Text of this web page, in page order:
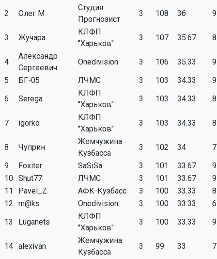
2 Олег М
Студия
Прогнозист
3 108 36 9
3 Жучара
КЛФП
"Харьков"
3 107 35.67 8
4
Александр
Сергеевич
Onedivision 3 106 35.33
9
5
БГ-05 ЛЧМС 3 103 34.33
9
6
Serega
КЛФП
"Харьков"
3 103 34.33 8
7 igorko
КЛФП
"Харьков"
3 103 34.33 8
8 Чуприн
Жемчужина
Кузбасса
3 102 34
7
9
Foxiter SaSiSa 3 101 33.67
9
10 Shut77 ЛЧМС 3 101 33.67
9
11
Pavel_Z АФК-Кузбасс 3 100 33.33
8
12
m@ks Onedivision 3 100 33.33
6
13
Luganets
КЛФП
"Харьков"
3 100 33.33 9
14 alexivan
Жемчужина
Кузбасса
3 99 33
7